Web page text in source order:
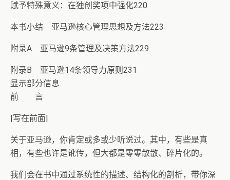
赋予特殊意义：在独创奖项中强化220
本书小结 亚马逊核心管理思想及方法223
附录A 亚马逊9条管理及决策方法229
附录B 亚马逊14条领导力原则231
显示部分信息
前 言
|写在前面|
关于亚马逊，你肯定或多或少听说过。其中，有些是真
相，有些也许是讹传，但大都是零零散散、碎片化的。
我们会在书中通过系统性的描述、结构化的剖析，带你深